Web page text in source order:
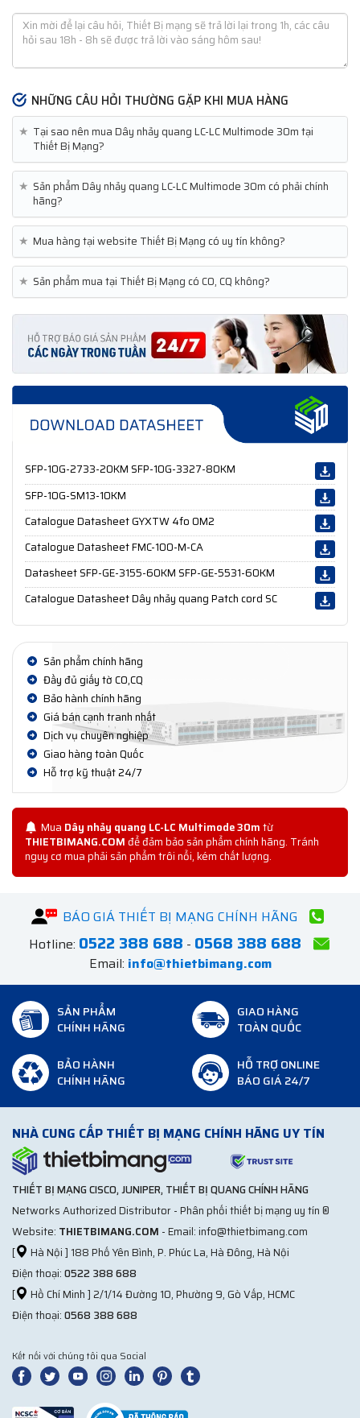
NHỮNG CÂU HỎI THƯỜNG GẶP KHI MUA HÀNG
★ Tại sao nên mua Dây nhảy quang LC-LC Multimode 30m tại
Thiết Bị Mạng?
★ Sản phẩm Dây nhảy quang LC-LC Multimode 30m có phải chính
hãng?
★ Mua hàng tại website Thiết Bị Mạng có uy tín không?
★ Sản phẩm mua tại Thiết Bị Mạng có CO, CQ không?
SFP-10G-2733-20KM SFP-10G-3327-80KM
SFP-10G-SM13-10KM
Catalogue Datasheet GYXTW 4fo OM2
Catalogue Datasheet FMC-100-M-CA
Datasheet SFP-GE-3155-60KM SFP-GE-5531-60KM
Catalogue Datasheet Dây nhảy quang Patch cord SC
Sản phẩm chính hãng
Đầy đủ giấy tờ CO,CQ
Bảo hành chính hãng
Giá bán cạnh tranh nhất
Dịch vụ chuyên nghiệp
Giao hàng toàn Quốc
Hỗ trợ kỹ thuật 24/7
Mua Dây nhảy quang LC-LC Multimode 30mtừ
THIETBIMANG.COMđể đảm bảo sản phẩm chính hãng. Tránh
nguy cơ mua phải sản phẩm trôi nổi, kém chất lượng.
BÁO GIÁ THIẾT BỊ MẠNG CHÍNH HÃNG
Hotline: 0522 388 688 - 0568 388 688
Email: info@thietbimang.com
SẢN PHẨM
CHÍNH HÃNG
GIAO HÀNG
TOÀN QUỐC
BẢO HÀNH
CHÍNH HÃNG
HỖ TRỢ ONLINE
BÁO GIÁ 24/7
NHÀ CUNG CẤP THIẾT BỊ MẠNG CHÍNH HÃNG UY TÍN
THIẾT BỊ MẠNG CISCO, JUNIPER, THIẾT BỊ QUANG CHÍNH HÃNG
Networks Authorized Distributor - Phân phối thiết bị mạng uy tín ®
Website: THIETBIMANG.COM - Email: info@thietbimang.com
[
Hà Nội ] 188 Phố Yên Bình, P. Phúc La, Hà Đông, Hà Nội
Điện thoại:0522 388 688
[
Hồ Chí Minh ] 2/1/14 Đường 10, Phường 9, Gò Vấp, HCMC
Điện thoại:0568 388 688
Kết nối với chúng tôi qua Social